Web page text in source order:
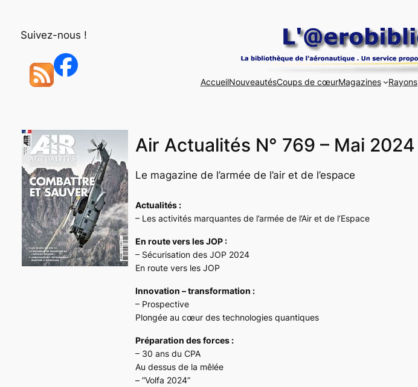
Suivez-nous !
AccueilNouveautésCoups de cœurMagazines Rayons
Air Actualités N° 769 – Mai 2024
Le magazine de l’armée de l’air et de l’espace
Actualités :
– Les activités marquantes de l’armée de l’Air et de l’Espace
En route vers les JOP :
– Sécurisation des JOP 2024
En route vers les JOP
Innovation – transformation :
– Prospective
Plongée au cœur des technologies quantiques
Préparation des forces :
– 30 ans du CPA
Au dessus de la mêlée
– ”Volfa 2024”